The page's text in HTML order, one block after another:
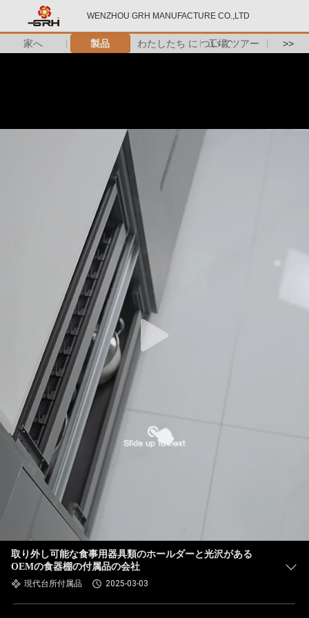
WENZHOU GRH MANUFACTURE CO.,LTD
家へ 製品 わたしたち に つい て工場 ツアー >>
取り外し可能な食事用器具類のホールダーと光沢がある
OEMの食器棚の付属品の会社
現代台所付属品 2025-03-03